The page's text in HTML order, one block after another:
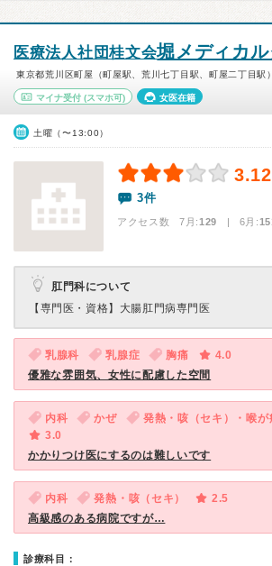
医療法人社団桂文会堀メディカ
東京都荒川区町屋（町屋駅、荒川七丁目駅、町屋二丁目駅）
マイナ受付 (スマホ可) 女医在籍
土曜（〜13:00）
3.12
3件
アクセス数 7月:129 | 6月:
肛門科について
【専門医・資格】 大腸肛門病専門医
乳腺科 乳腺症 胸痛
4.0
優雅な雰囲気、女性に配慮した空間
内科 かぜ
発熱・咳（セキ）・喉が
3.0
かかりつけ医にするのは難しいです
内科 発熱・咳（セキ）
2.5
高級感のある病院ですが…
診療科目：